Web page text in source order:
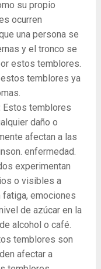
su propio
ocurren
una persona se
y el tronco se
estos temblores.
temblores ya
Estos temblores
daño o
afectan a las
enfermedad.
experimentan
o visibles a
emociones
de azúcar en la
alcohol o café.
temblores son
afectar a